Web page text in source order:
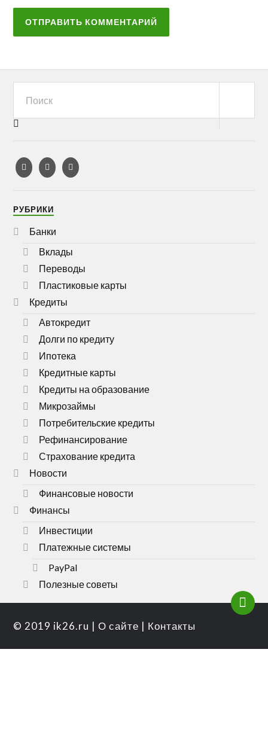
РУБРИКИ
Банки
Вклады
Переводы
Пластиковые карты
Кредиты
Автокредит
Долги по кредиту
Ипотека
Кредитные карты
Кредиты на образование
Микрозаймы
Потребительские кредиты
Рефинансирование
Страхование кредита
Новости
Финансовые новости
Финансы
Инвестиции
Платежные системы
PayPal
Полезные советы
© 2019 ik26.ru |О сайте | Контакты